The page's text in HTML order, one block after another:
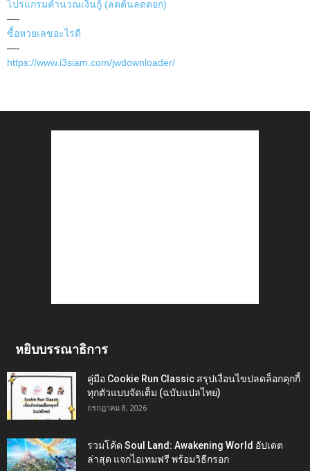
โปรแกรมคำนวณเงินกู้ (ลดต้นลดดอก)
—-
ซื้อหวยเลขอะไรดี
—-
https://www.i3siam.com/jwdownloader/
หยิบบรรณาธิการ
คู่มือ Cookie Run Classic สรุปเงื่อนไขปลดล็อกคุกกี้
ทุกตัวแบบจัดเต็ม (ฉบับแปลไทย)
กรกฎาคม 8, 2026
รวมโค้ด Soul Land: Awakening World อัปเดต
ล่าสุด แจกไอเทมฟรี พร้อมวิธีกรอก